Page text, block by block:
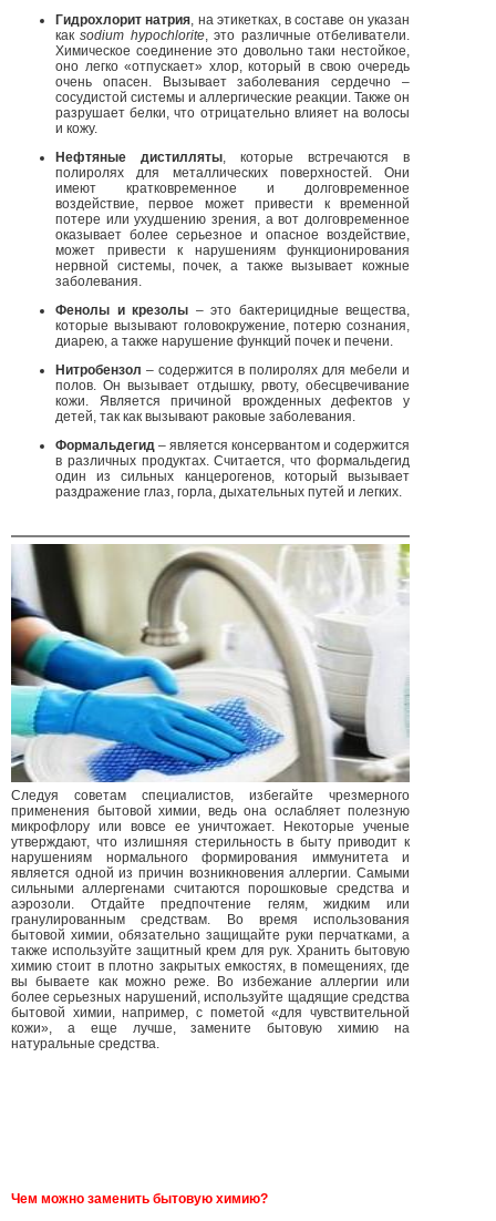
Гидрохлорит натрия, на этикетках, в составе он указан
какsodium hypochlorite, это различные отбеливатели.
Химическое соединение это довольно таки нестойкое,
оно легко «отпускает» хлор, который в свою очередь
очень опасен. Вызывает заболевания сердечно –
сосудистой системы и аллергические реакции. Также он
разрушает белки, что отрицательно влияет на волосы
и кожу.
Нефтяные дистилляты, которые встречаются в
полиролях для металлических поверхностей. Они
имеют кратковременное и долговременное
воздействие, первое может привести к временной
потере или ухудшению зрения, а вот долговременное
оказывает более серьезное и опасное воздействие,
может привести к нарушениям функционирования
нервной системы, почек, а также вызывает кожные
заболевания.
Фенолы и крезолы – это бактерицидные вещества,
которые вызывают головокружение, потерю сознания,
диарею, а также нарушение функций почек и печени.
Нитробензол – содержится в полиролях для мебели и
полов. Он вызывает отдышку, рвоту, обесцвечивание
кожи. Является причиной врожденных дефектов у
детей, так как вызывают раковые заболевания.
Формальдегид – является консервантом и содержится
в различных продуктах. Считается, что формальдегид
один из сильных канцерогенов, который вызывает
раздражение глаз, горла, дыхательных путей и легких.
Следуя советам специалистов, избегайте чрезмерного
применения бытовой химии, ведь она ослабляет полезную
микрофлору или вовсе ее уничтожает. Некоторые ученые
утверждают, что излишняя стерильность в быту приводит к
нарушениям нормального формирования иммунитета и
является одной из причин возникновения аллергии. Самыми
сильными аллергенами считаются порошковые средства и
аэрозоли. Отдайте предпочтение гелям, жидким или
гранулированным средствам. Во время использования
бытовой химии, обязательно защищайте руки перчатками, а
также используйте защитный крем для рук. Хранить бытовую
химию стоит в плотно закрытых емкостях, в помещениях, где
вы бываете как можно реже. Во избежание аллергии или
более серьезных нарушений, используйте щадящие средства
бытовой химии, например, с пометой «для чувствительной
кожи», а еще лучше, замените бытовую химию на
натуральные средства.
Чем можно заменить бытовую химию?